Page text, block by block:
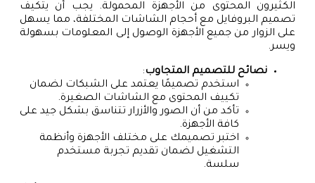
الكثيرون المحتوى من الأجهزة المحمولة. يجب أن يتكيف
تصميم البروفايل مع أحجام الشاشات المختلفة، مما يسهل
على الزوار من جميع الأجهزة الوصول إلى المعلومات بسهولة
ويسر.
نصائح للتصميم المتجاوب:
استخدم تصميمًا يعتمد على الشبكات لضمان
تكييف المحتوى مع الشاشات الصغيرة.
تأكد من أن الصور والأزرار تتناسق بشكل جيد على
كافة الأجهزة.
اختبر تصميمك على مختلف الأجهزة وأنظمة
التشغيل لضمان تقديم تجربة مستخدم
سلسة.